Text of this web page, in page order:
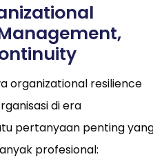
organizational resilience
di era
pertanyaan penting
profesional: